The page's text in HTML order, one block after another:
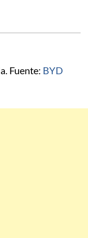
Fuente: BYD